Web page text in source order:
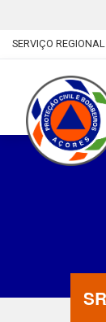
SERVIÇO